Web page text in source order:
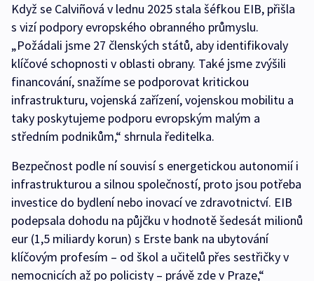
Když se Calviñová v lednu 2025 stala šéfkou EIB, přišla
s vizí podpory evropského obranného průmyslu.
„Požádali jsme 27 členských států, aby identifikovaly
klíčové schopnosti v oblasti obrany. Také jsme zvýšili
financování, snažíme se podporovat kritickou
infrastrukturu, vojenská zařízení, vojenskou mobilitu a
taky poskytujeme podporu evropským malým a
středním podnikům,“ shrnula ředitelka.
Bezpečnost podle ní souvisí s energetickou autonomií i
infrastrukturou a silnou společností, proto jsou potřeba
investice do bydlení nebo inovací ve zdravotnictví. EIB
podepsala dohodu na půjčku v hodnotě šedesát milionů
eur (1,5 miliardy korun) s Erste bank na ubytování
klíčovým profesím – od škol a učitelů přes sestřičky v
nemocnicích až po policisty – právě zde v Praze,“